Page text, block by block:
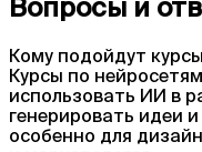
Вопросы и
Кому подойдут
Курсы по
использовать ИИ в
генерировать идеи
особенно для